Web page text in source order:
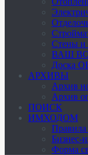
Стены и
ВАШ
Доска
АРХИВЫ
Архив
Архив
ПОИСК
ИМХОДОМ
Правила
Бизнес-
Форма